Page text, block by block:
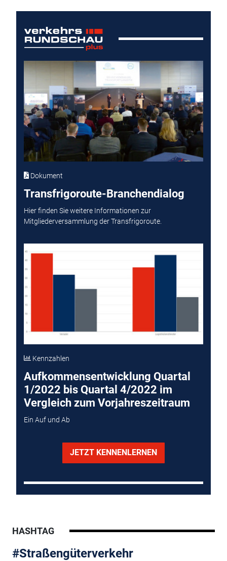
Dokument
Transfrigoroute-Branchendialog
Hier finden Sie weitere Informationen zur
Mitgliederversammlung der Transfrigoroute.
Kennzahlen
Aufkommensentwicklung Quartal
1/2022 bis Quartal 4/2022 im
Vergleich zum Vorjahreszeitraum
Ein Auf und Ab
JETZT KENNENLERNEN
HASHTAG
#Straßengüterverkehr